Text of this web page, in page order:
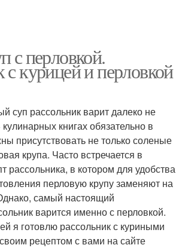
с перловкой.
с курицей и перловкой
суп рассольник варит далеко не
книгах обязательно в
присутствовать не только соленые
крупа. Часто встречается в
рассольника, в котором для удобства
перловую крупу заменяют на
самый настоящий
варится именно с перловкой.
я готовлю рассольник с куриными
рецептом с вами на сайте